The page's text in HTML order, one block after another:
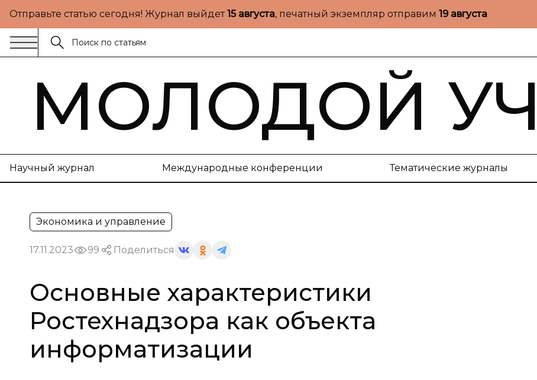
Отправьте статью сегодня! Журнал выйдет15 августа, печатный экземпляр отправим 19 августа
МОЛОДОЙ
Научный журнал Международные конференции Тематические журналы
Экономика и управление
17.11.2023 99 Поделиться
Основные характеристики
Ростехнадзора как объекта
информатизации